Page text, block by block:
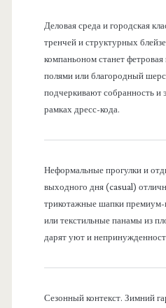
Деловая среда и городская
тренчей и структурных
компаньоном станет
полями или благородный
подчеркивают собранность и
рамках дресс-кода.
Неформальные прогулки и
выходного дня (casual)
трикотажные шапки премиум-
или текстильные панамы из
дарят уют и
Сезонный контекст. Зимний